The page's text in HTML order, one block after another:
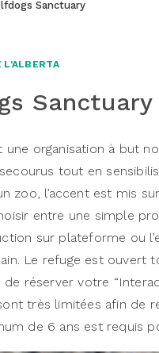
Sanctuary
L'ALBERTA
Sanctuary
une organisation à but
tout en
zoo, l’accent est mis
entre une simple
sur plateforme ou
Le refuge est ouvert
réserver votre
très limitées afin de
de 6 ans est requis